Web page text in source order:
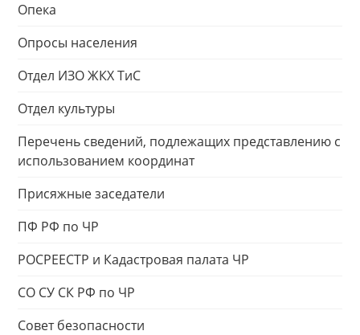
Опека
Опросы населения
Отдел ИЗО ЖКХ ТиС
Отдел культуры
Перечень сведений, подлежащих представлению с
использованием координат
Присяжные заседатели
ПФ РФ по ЧР
РОСРЕЕСТР и Кадастровая палата ЧР
СО СУ СК РФ по ЧР
Совет безопасности